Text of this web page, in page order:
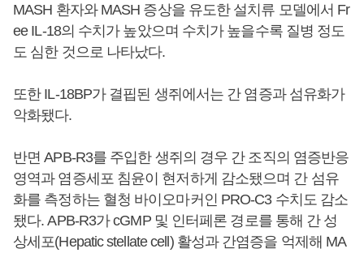
MASH 환자와 MASH 증상을 유도한 설치류 모델에서 Fr
ee IL-18의 수치가 높았으며 수치가 높을수록 질병 정도
도 심한 것으로 나타났다.
또한 IL-18BP가 결핍된 생쥐에서는 간 염증과 섬유화가
악화됐다.
반면 APB-R3를 주입한 생쥐의 경우 간 조직의 염증반응
영역과 염증세포 침윤이 현저하게 감소됐으며 간 섬유
화를 측정하는 혈청 바이오마커인 PRO-C3 수치도 감소
됐다. APB-R3가 cGMP 및 인터페론 경로를 통해 간 성
상세포(Hepatic stellate cell) 활성과 간염증을 억제해 MA